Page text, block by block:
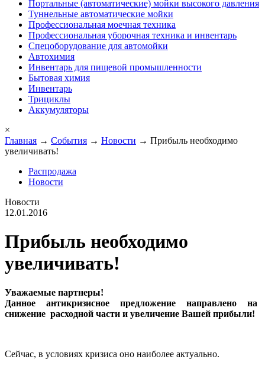
Портальные (автоматические) мойки высокого давления
Туннельные автоматические мойки
Профессиональная моечная техника
Профессиональная уборочная техника и инвентарь
Спецоборудование для автомойки
Автохимия
Инвентарь для пищевой промышленности
Бытовая химия
Инвентарь
Трициклы
Аккумуляторы
×
Главная → События → Новости → Прибыль необходимо
увеличивать!
Распродажа
Новости
Новости
12.01.2016
Прибыль необходимо
увеличивать!
Уважаемые партнеры!
Данное антикризисное предложение направлено на
снижение расходной части и увеличение Вашей прибыли!
Сейчас, в условиях кризиса оно наиболее актуально.